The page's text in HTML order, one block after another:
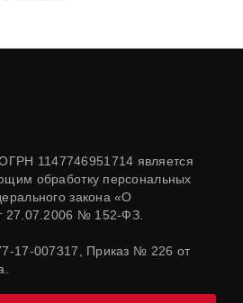
1147746951714 является
обработку персональных
закона «О
27.07.2006 № 152-ФЗ.
17-007317, Приказ № 226 от